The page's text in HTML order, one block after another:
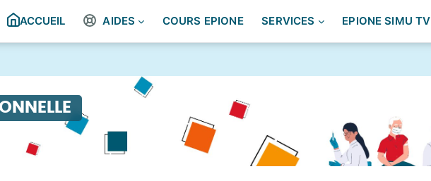
ACCUEIL
AIDES COURS EPIONE SERVICES EPIONE SIMU TV